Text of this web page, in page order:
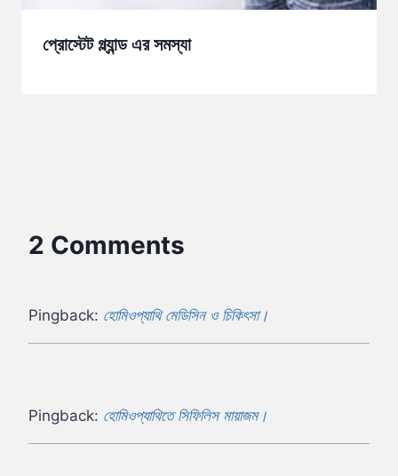
প্রোস্টেট গ্ল্যান্ড এর সমস্যা
2 Comments
Pingback: হোমিওপ্যাথি মেডিসিন ও চিকিৎসা।
Pingback: হোমিওপ্যাথিতে সিফিলিস মায়াজম।